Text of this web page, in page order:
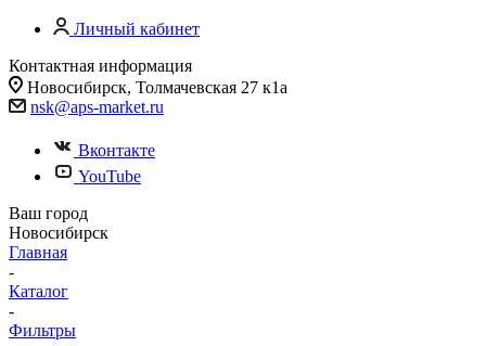
Личный кабинет
Контактная информация
Новосибирск, Толмачевская 27 к1а
nsk@aps-market.ru
Вконтакте
YouTube
Ваш город
Новосибирск
Главная
-
Каталог
-
Фильтры